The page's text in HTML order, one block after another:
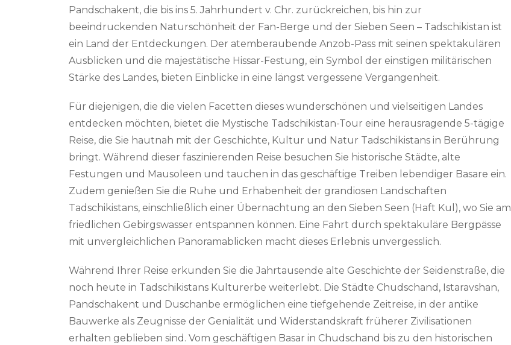
Pandschakent, die bis ins 5. Jahrhundert v. Chr. zurückreichen, bis hin zur
beeindruckenden Naturschönheit der Fan-Berge und der Sieben Seen – Tadschikistan ist
ein Land der Entdeckungen. Der atemberaubende Anzob-Pass mit seinen spektakulären
Ausblicken und die majestätische Hissar-Festung, ein Symbol der einstigen militärischen
Stärke des Landes, bieten Einblicke in eine längst vergessene Vergangenheit.
Für diejenigen, die die vielen Facetten dieses wunderschönen und vielseitigen Landes
entdecken möchten, bietet die Mystische Tadschikistan-Tour eine herausragende 5-tägige
Reise, die Sie hautnah mit der Geschichte, Kultur und Natur Tadschikistans in Berührung
bringt. Während dieser faszinierenden Reise besuchen Sie historische Städte, alte
Festungen und Mausoleen und tauchen in das geschäftige Treiben lebendiger Basare ein.
Zudem genießen Sie die Ruhe und Erhabenheit der grandiosen Landschaften
Tadschikistans, einschließlich einer Übernachtung an den Sieben Seen (Haft Kul), wo Sie am
friedlichen Gebirgswasser entspannen können. Eine Fahrt durch spektakuläre Bergpässe
mit unvergleichlichen Panoramablicken macht dieses Erlebnis unvergesslich.
Während Ihrer Reise erkunden Sie die Jahrtausende alte Geschichte der Seidenstraße, die
noch heute in Tadschikistans Kulturerbe weiterlebt. Die Städte Chudschand, Istaravshan,
Pandschakent und Duschanbe ermöglichen eine tiefgehende Zeitreise, in der antike
Bauwerke als Zeugnisse der Genialität und Widerstandskraft früherer Zivilisationen
erhalten geblieben sind. Vom geschäftigen Basar in Chudschand bis zu den historischen